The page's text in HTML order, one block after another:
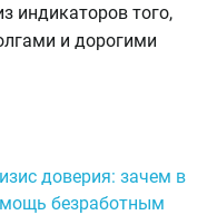
индикаторов того,
и дорогими
доверия: зачем в
безработным